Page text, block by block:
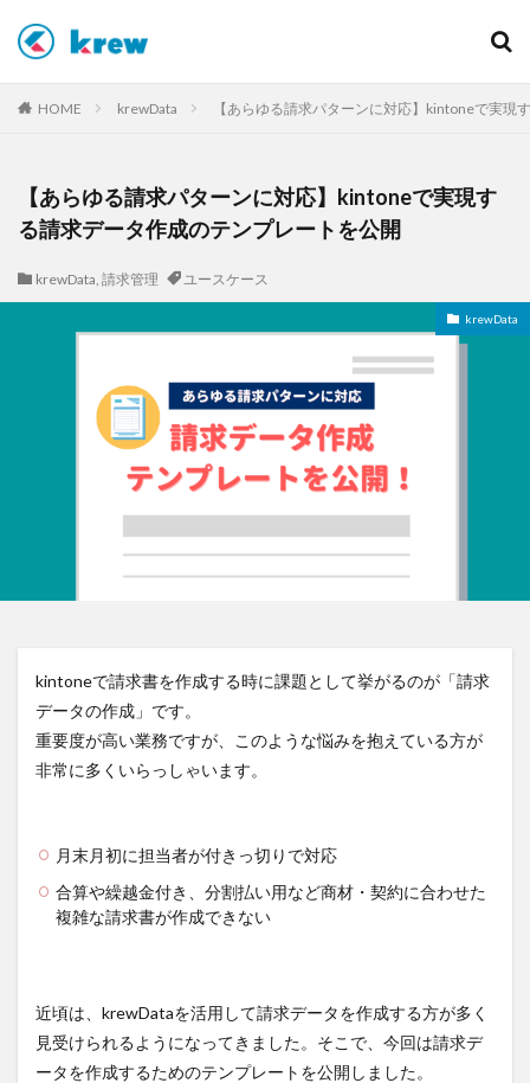
HOME krewData 【あらゆる請求パターンに対応】kintoneで実現
【あらゆる請求パターンに対応】kintoneで実現す
る請求データ作成のテンプレートを公開
krewData, 請求管理 ユースケース
krewData
kintoneで請求書を作成する時に課題として挙がるのが「請求
データの作成」です。
重要度が高い業務ですが、このような悩みを抱えている方が
非常に多くいらっしゃいます。
月末月初に担当者が付きっ切りで対応
合算や繰越金付き、分割払い用など商材・契約に合わせた
複雑な請求書が作成できない
近頃は、krewDataを活用して請求データを作成する方が多く
見受けられるようになってきました。そこで、今回は請求デ
ータを作成するためのテンプレートを公開しました。
タグ
機能紹介